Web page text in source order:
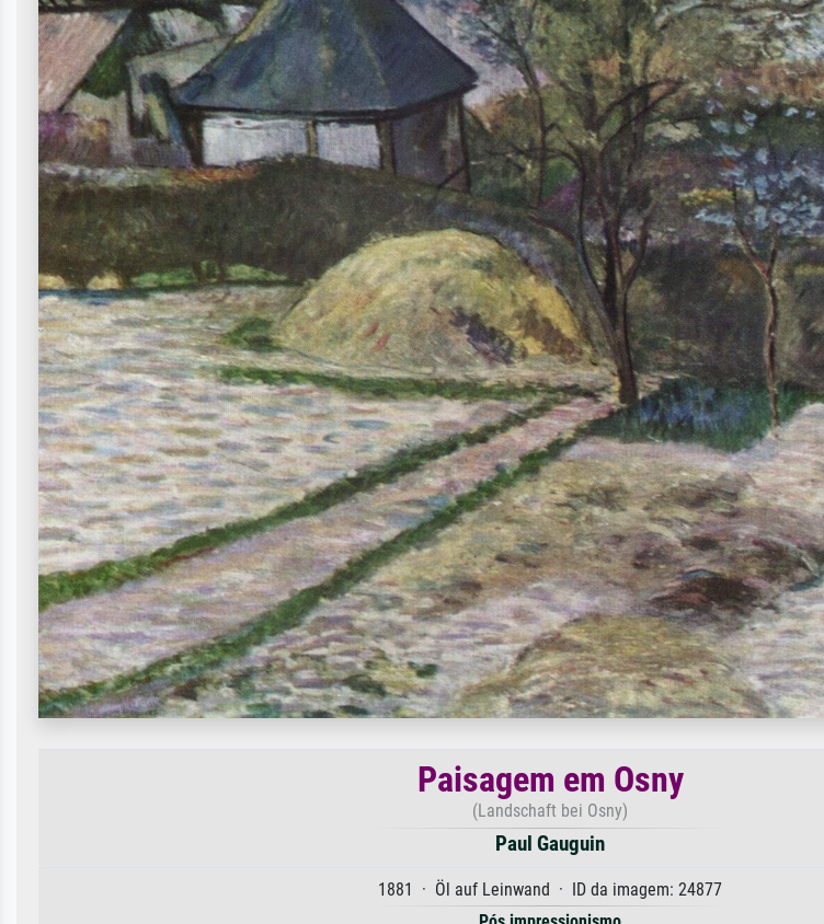
Paisagem em Osny
(Landschaft bei Osny)
Paul Gauguin
1881 · Öl auf Leinwand · ID da imagem: 24877